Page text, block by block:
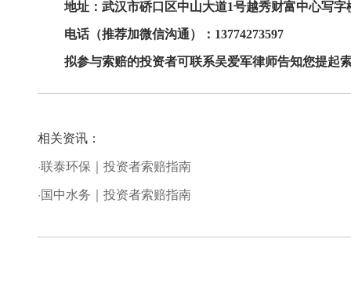
地址：武汉市硚口区中山大道1号越秀财富中心写字
电话（推荐加微信沟通）： 13774273597
拟参与索赔的投资者可联系吴爱军律师告知您提起
相关资讯：
·联泰环保｜投资者索赔指南
·国中水务｜投资者索赔指南